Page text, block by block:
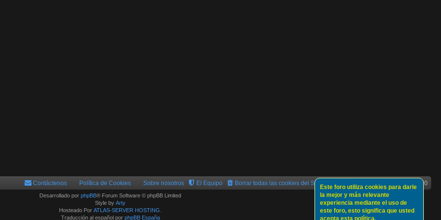
Este foro utiliza cookies para darle
la mejor y más relevante
experiencia mediante el uso de
este foro, esto significa que usted
acepta esta política.
Todos los horarios son UTC+02:00
Borrar todas las cookies del Sitio
El Equipo
Sobre nosotros
Política de Cookies
Contáctenos
Desarrollado por phpBB® Forum Software © phpBB Limited
Style by Arty
Hosteado Por ATLAS-SERVER HOSTING.
Traducción al español por phpBB España